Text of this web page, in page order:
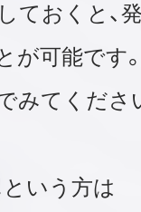
ておくと、
が可能です
みてくださ
いう方は